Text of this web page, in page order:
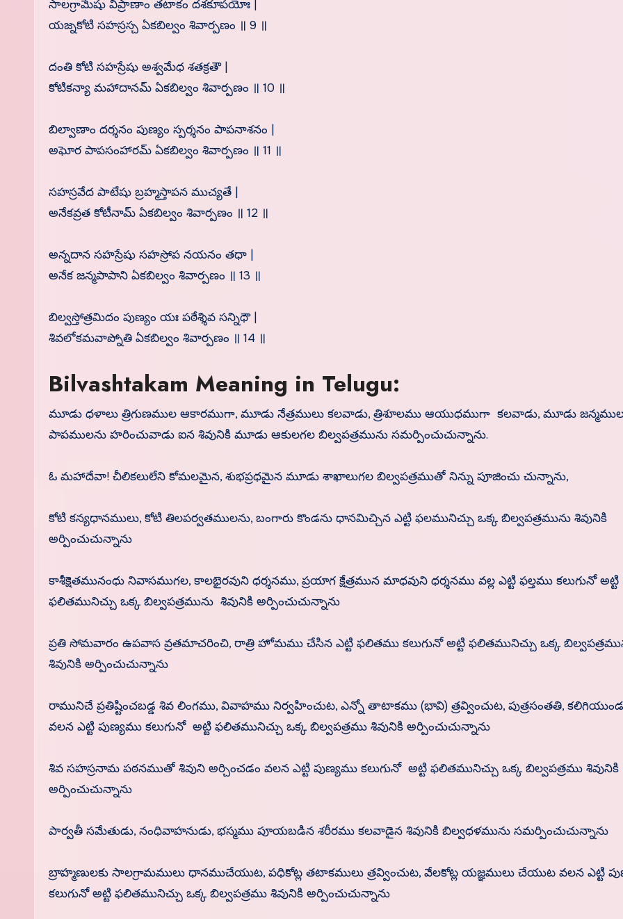
సాలగ్రామేషు విప్రాణాం తటాకం దశకూపయోః |
యజ్నకోటి సహస్రస్చ ఏకబిల్వం శివార్పణం ॥ 9 ॥
దంతి కోటి సహస్రేషు అశ్వమేధ శతక్రతౌ |
కోటికన్యా మహాదానమ్ ఏకబిల్వం శివార్పణం ॥ 10 ॥
బిల్వాణాం దర్శనం పుణ్యం స్పర్శనం పాపనాశనం |
అఘోర పాపసంహారమ్ ఏకబిల్వం శివార్పణం ॥ 11 ॥
సహస్రవేద పాటేషు బ్రహ్మస్తాపన ముచ్యతే |
అనేకవ్రత కోటీనామ్ ఏకబిల్వం శివార్పణం ॥ 12 ॥
అన్నదాన సహస్రేషు సహస్రోప నయనం తధా |
అనేక జన్మపాపాని ఏకబిల్వం శివార్పణం ॥ 13 ॥
బిల్వస్తోత్రమిదం పుణ్యం యః పఠేశ్శివ సన్నిధౌ |
శివలోకమవాప్నోతి ఏకబిల్వం శివార్పణం ॥ 14 ॥
Bilvashtakam Meaning in Telugu:
మూడు ధళాలు త్రిగుణముల ఆకారముగా, మూడు నేత్రములు కలవాడు, త్రిశూలము ఆయుధముగా కలవాడు, మూడు
పాపములను హరించువాడు ఐన శివునికి మూడు ఆకులగల బిల్వపత్రమును సమర్పించుచున్నాను.
ఓ మహాదేవా! చీలికలులేని కోమలమైన, శుభప్రధమైన మూడు శాఖాలుగల బిల్వపత్రముతో నిన్ను పూజించు చున్నాను,
కోటి కన్యధానములు, కోటి తిలపర్వతములను, బంగారు కొండను ధానమిచ్చిన ఎట్టి ఫలమునిచ్చు ఒక్క బిల్వపత్రమును శివునికి
అర్పించుచున్నాను
కాశీక్షెతమునంధు నివాసముగల, కాలభైరవుని ధర్శనము, ప్రయాగ క్షేత్రమున మాధవుని ధర్శనము వల్ల ఎట్టి ఫల్తము కలుగునో అట్టి
ఫలితమునిచ్చు ఒక్క బిల్వపత్రమును శివునికి అర్పించుచున్నాను
ప్రతి సోమవారం ఉపవాస వ్రతమాచరించి, రాత్రి హోమము చేసిన ఎట్టి ఫలితము కలుగునో అట్టి ఫలితమునిచ్చు ఒక్క
శివునికి అర్పించుచున్నాను
రామునిచే ప్రతిష్టించబడ్డ శివ లింగము, వివాహము నిర్వహించుట, ఎన్నో తాటాకము (భావి) త్రవ్వించుట, పుత్రసంతతి,
వలన ఎట్టి పుణ్యము కలుగునో అట్టి ఫలితమునిచ్చు ఒక్క బిల్వపత్రము శివునికి అర్పించుచున్నాను
శివ సహస్రనామ పఠనముతో శివుని అర్చించడం వలన ఎట్టి పుణ్యము కలుగునో అట్టి ఫలితమునిచ్చు ఒక్క బిల్వపత్రము శివునికి
అర్పించుచున్నాను
పార్వతీ సమేతుడు, నంధివాహనుడు, భస్మము పూయబడిన శరీరము కలవాడైన శివునికి బిల్వధళమును సమర్పించుచున్నాను
బ్రాహ్మణులకు సాలగ్రామములు ధానముచేయుట, పధికోట్ల తటాకములు త్రవ్వించుట, వేలకోట్ల యజ్ఞములు చేయుట వలన ఎట్టి
కలుగునో అట్టి ఫలితమునిచ్చు ఒక్క బిల్వపత్రము శివునికి అర్పించుచున్నాను